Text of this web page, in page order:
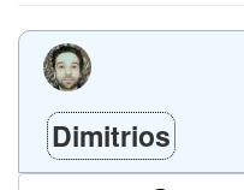
Dimitrios